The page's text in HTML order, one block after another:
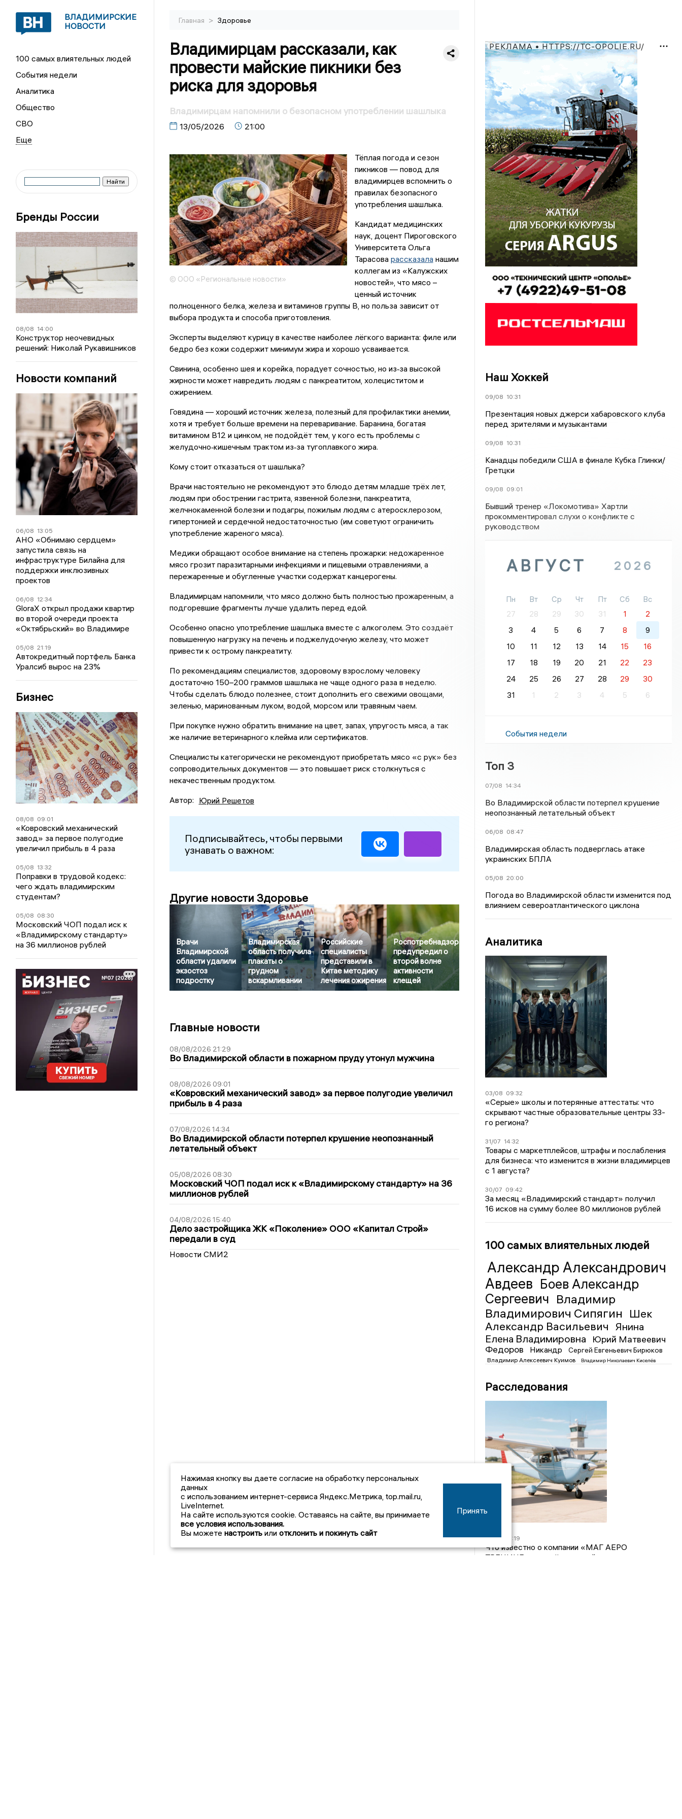
ВЛАДИМИРСКИЕ
НОВОСТИ
100 самых влиятельных людей
События недели
Аналитика
Общество
СВО
Бренды России
08/08 14:00
Конструктор неочевидных
решений: Николай Рукавишников
Новости компаний
06/08 13:05
АНО «Обнимаю сердцем»
запустила связь на
инфраструктуре Билайна для
поддержки инклюзивных
проектов
06/08 12:34
GloraX открыл продажи квартир
во второй очереди проекта
«Октябрьский» во Владимире
05/08 21:19
Автокредитный портфель Банка
Уралсиб вырос на 23%
Бизнес
08/08 09:01
«Ковровский механический
завод» за первое полугодие
увеличил прибыль в 4 раза
05/08 13:32
Поправки в трудовой кодекс:
чего ждать владимирским
студентам?
05/08 08:30
Московский ЧОП подал иск к
«Владимирскому стандарту»
на 36 миллионов рублей
Главная > Здоровье
Владимирцам рассказали, как
провести майские пикники без
риска для здоровья
Владимирцам напомнили о безопасном употреблении шашлыка
13/05/2026 21:00
© ООО «Региональные новости»
Тёплая погода и сезон
пикников — повод для
владимирцев вспомнить о
правилах безопасного
употребления шашлыка.
Кандидат медицинских
наук, доцент Пироговского
Университета Ольга
Тарасова рассказаланашим
коллегам из «Калужских
новостей», что мясо –
ценный источник
полноценного белка, железа и витаминов группы B, но польза зависит от
выбора продукта и способа приготовления.
Эксперты выделяют курицу в качестве наиболее лёгкого варианта: филе или
бедро без кожи содержит минимум жира и хорошо усваивается.
Свинина, особенно шея и корейка, порадует сочностью, но из‑за высокой
жирности может навредить людям с панкреатитом, холециститом и
ожирением.
Говядина — хороший источник железа, полезный для профилактики анемии,
хотя и требует больше времени на переваривание. Баранина, богатая
витамином B12 и цинком, не подойдёт тем, у кого есть проблемы с
желудочно‑кишечным трактом из‑за тугоплавкого жира.
Кому стоит отказаться от шашлыка?
Врачи настоятельно не рекомендуют это блюдо детям младше трёх лет,
людям при обострении гастрита, язвенной болезни, панкреатита,
желчнокаменной болезни и подагры, пожилым людям с атеросклерозом,
гипертонией и сердечной недостаточностью (им советуют ограничить
употребление жареного мяса).
Медики обращают особое внимание на степень прожарки: недожаренное
мясо грозит паразитарными инфекциями и пищевыми отравлениями, а
пережаренные и обугленные участки содержат канцерогены.
Владимирцам напомнили, что мясо должно быть полностью прожаренным, а
подгоревшие фрагменты лучше удалить перед едой.
Особенно опасно употребление шашлыка вместе с алкоголем. Это создаёт
повышенную нагрузку на печень и поджелудочную железу, что может
привести к острому панкреатиту.
По рекомендациям специалистов, здоровому взрослому человеку
достаточно 150–200 граммов шашлыка не чаще одного раза в неделю.
Чтобы сделать блюдо полезнее, стоит дополнить его свежими овощами,
зеленью, маринованным луком, водой, морсом или травяным чаем.
При покупке нужно обратить внимание на цвет, запах, упругость мяса, а так
же наличие ветеринарного клейма или сертификатов.
Специалисты категорически не рекомендуют приобретать мясо «с рук» без
сопроводительных документов — это повышает риск столкнуться с
некачественным продуктом.
Автор: Юрий Решетов
Подписывайтесь, чтобы первыми
узнавать о важном:
Другие новости Здоровье
Врачи
Владимирской
области удалили
экзостоз
подростку
Владимирская
область получила
плакаты о
грудном
вскармливании
Российские
специалисты
представили в
Китае методику
лечения ожирения
Роспотребнадзор
предупредил о
второй волне
активности
клещей
Главные новости
08/08/2026 21:29
Во Владимирской области в пожарном пруду утонул мужчина
08/08/2026 09:01
«Ковровский механический завод» за первое полугодие увеличил
прибыль в 4 раза
07/08/2026 14:34
Во Владимирской области потерпел крушение неопознанный
летательный объект
05/08/2026 08:30
Московский ЧОП подал иск к «Владимирскому стандарту» на 36
миллионов рублей
04/08/2026 15:40
Дело застройщика ЖК «Поколение» ООО «Капитал Строй»
передали в суд
Новости СМИ2
РЕКЛАМА • HTTPS://TC-OPOLIE.RU/
Наш Хоккей
09/08 10:31
Презентация новых джерси хабаровского клуба
перед зрителями и музыкантами
09/08 10:31
Канадцы победили США в финале Кубка Глинки/
Гретцки
09/08 09:01
Бывший тренер «Локомотива» Хартли
прокомментировал слухи о конфликте с
руководством
АВГУСТ 2026
Пн Вт Ср Чт Пт Сб
Вс
27
28 29 30 31 1
2
3
4 5 6 7 8
9
10
11 12 13 14 15
16
17
18 19 20 21 22
23
24
25 26 27 28 29
30
31
1 2 3 4 5 6
События недели
Топ 3
07/08 14:34
Во Владимирской области потерпел крушение
неопознанный летательный объект
06/08 08:47
Владимирская область подверглась атаке
украинских БПЛА
05/08 20:00
Погода во Владимирской области изменится под
влиянием североатлантического циклона
Аналитика
03/08 09:32
«Серые» школы и потерянные аттестаты: что
скрывают частные образовательные центры 33-
го региона?
31/07 14:32
Товары с маркетплейсов, штрафы и послабления
для бизнеса: что изменится в жизни владимирцев
с 1 августа?
30/07 09:42
За месяц «Владимирский стандарт» получил
16 исков на сумму более 80 миллионов рублей
100 самых влиятельных людей
Александр Александрович
Авдеев Боев Александр
Сергеевич Владимир
Владимирович Сипягин Шек
Александр Васильевич
Янина
Елена Владимировна
Юрий Матвеевич
Федоров
Никандр Сергей Евгеньевич Бирюков
Владимир Алексеевич Куимов Владимир Николаевич Киселёв
Расследования
07/08 16:19
Что известно о компании «МАГ АЕРО
ТРЕНИНГ», самолёт которой потерпел крушение
Нажимая кнопку вы даете согласие на обработку персональных
данных
с использованием интернет-сервиса Яндекс.Метрика, top.mail.ru,
LiveInternet.
На сайте используются cookie. Оставаясь на сайте, вы принимаете
все условия использования.
Вы можете настроить или отклонить и покинуть сайт
Принять